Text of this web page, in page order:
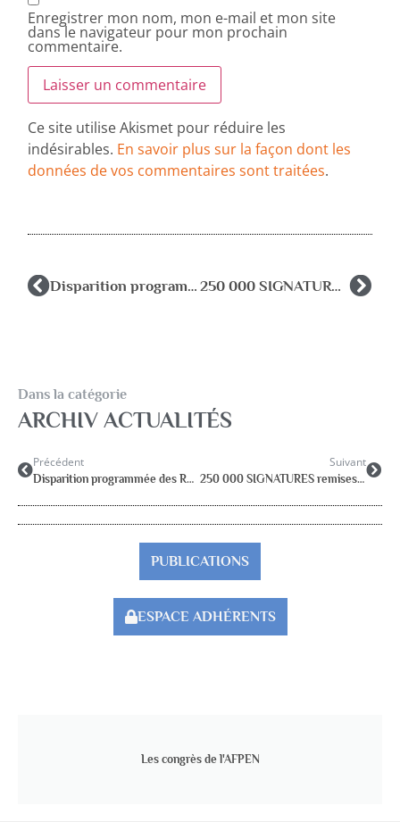
Enregistrer mon nom, mon e-mail et mon site
dans le navigateur pour mon prochain
commentaire.
Ce site utilise Akismet pour réduire les
indésirables. En savoir plus sur la façon dont les
données de vos commentaires sont traitées.
Disparition programmée des RASED 250 000 SIGNATURES remises au ministère le 3 décembre
Dans la catégorie
ARCHIV ACTUALITÉS
Précédent
Disparition programmée des RASED
Suivant
250 000 SIGNATURES remises au ministère le 3 décembre
PUBLICATIONS
ESPACE ADHÉRENTS
Les congrès de l'AFPEN